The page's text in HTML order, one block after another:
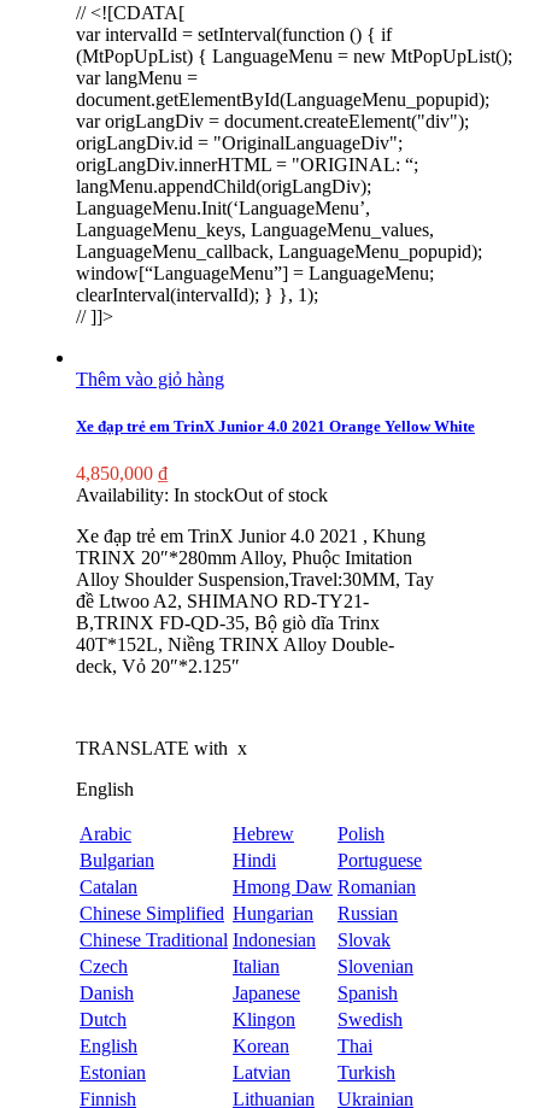
// <![CDATA[
var intervalId = setInterval(function () { if
(MtPopUpList) { LanguageMenu = new MtPopUpList();
var langMenu =
document.getElementById(LanguageMenu_popupid);
var origLangDiv = document.createElement("div");
origLangDiv.id = "OriginalLanguageDiv";
origLangDiv.innerHTML = "ORIGINAL: “;
langMenu.appendChild(origLangDiv);
LanguageMenu.Init(‘LanguageMenu’,
LanguageMenu_keys, LanguageMenu_values,
LanguageMenu_callback, LanguageMenu_popupid);
window[“LanguageMenu”] = LanguageMenu;
clearInterval(intervalId); } }, 1);
// ]]>
Thêm vào giỏ hàng
Xe đạp trẻ em TrinX Junior 4.0 2021 Orange Yellow White
4,850,000 ₫
Availability: In stockOut of stock
Xe đạp trẻ em TrinX Junior 4.0 2021 , Khung
TRINX 20″*280mm Alloy, Phuộc Imitation
Alloy Shoulder Suspension,Travel:30MM, Tay
đề Ltwoo A2, SHIMANO RD-TY21-
B,TRINX FD-QD-35, Bộ giò dĩa Trinx
40T*152L, Niềng TRINX Alloy Double-
deck, Vỏ 20″*2.125″
TRANSLATE with x
English
Arabic Hebrew
Polish
Bulgarian
Hindi
Portuguese
Catalan
Hmong Daw Romanian
Chinese Simplified Hungarian
Russian
Chinese Traditional Indonesian
Slovak
Czech
Italian
Slovenian
Danish
Japanese
Spanish
Dutch
Klingon
Swedish
English
Korean
Thai
Estonian
Latvian
Turkish
Finnish
Lithuanian Ukrainian